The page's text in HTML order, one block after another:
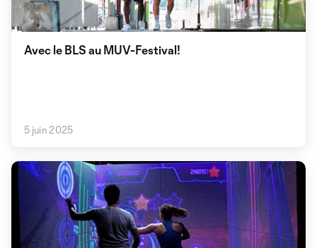
Avec le BLS au MUV-Festival!
5 juin 2025